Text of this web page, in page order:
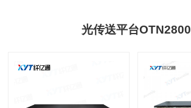
光传送平台OTN2800